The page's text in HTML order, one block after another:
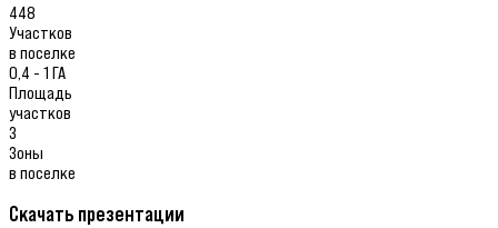
448
Участков
в поселке
0,4 - 1 ГА
Площадь
участков
3
Зоны
в поселке
Скачать презентации